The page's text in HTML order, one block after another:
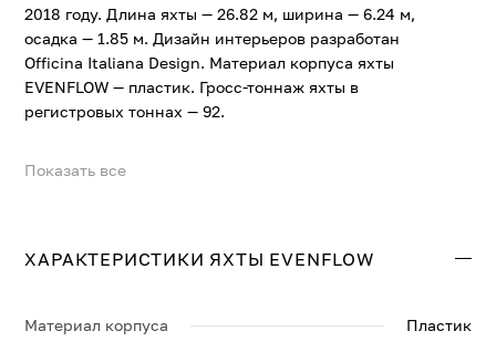
2018 году. Длина яхты — 26.82 м, ширина — 6.24 м,
осадка — 1.85 м. Дизайн интерьеров разработан
Officina Italiana Design. Материал корпуса яхты
EVENFLOW — пластик. Гросс-тоннаж яхты в
регистровых тоннах — 92.
На яхте EVENFLOW можно разместить до 8 гостей в 4
Свяжитесь с нами, и мы вышлем больше информации
Показать все
ХАРАКТЕРИСТИКИ ЯХТЫ EVENFLOW
Материал корпуса Пластик